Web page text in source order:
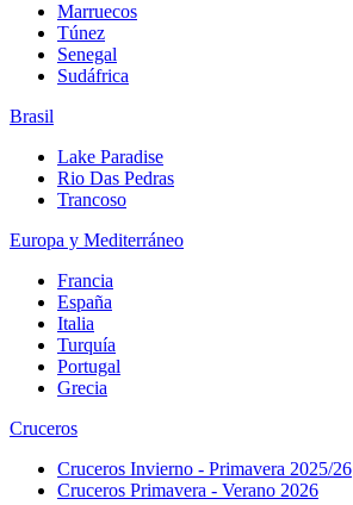
Marruecos
Túnez
Senegal
Sudáfrica
Brasil
Lake Paradise
Rio Das Pedras
Trancoso
Europa y Mediterráneo
Francia
España
Italia
Turquía
Portugal
Grecia
Cruceros
Cruceros Invierno - Primavera 2025/26
Cruceros Primavera - Verano 2026